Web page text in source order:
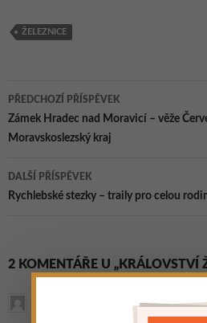
ŽELEZNICE
Navigace
pro
příspěvky
PŘEDCHOZÍ PŘÍSPĚVEK
Zámek Hradec nad Moravicí – věže
Moravskoslezský kraj
DALŠÍ PŘÍSPĚVEK
Rychlebské stezky – traily pro celou
2 KOMENTÁŘE U „KRÁLOVSTVÍ